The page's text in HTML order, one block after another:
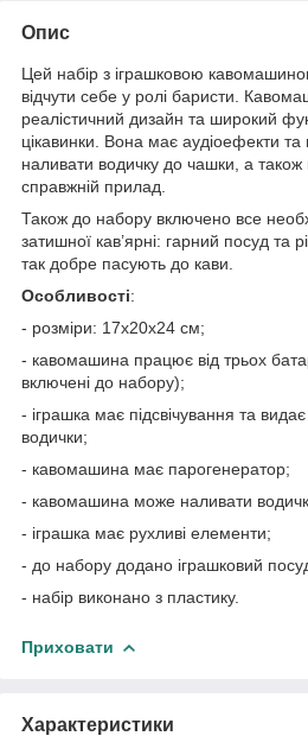
Опис
Цей набір з іграшковою
відчути себе у ролі баристи.
реалістичний дизайн та широкий
цікавинки. Вона має аудіоефекти та
наливати водичку до чашки, а також
справжній прилад.
Також до набору включено все
затишної кав’ярні: гарний посуд та
так добре пасують до кави.
Особливості:
- розміри: 17х20х24 см;
- кавомашина працює від трьох
включені до набору);
- іграшка має підсвічування та
водички;
- кавомашина має парогенератор;
- кавомашина може наливати
- іграшка має рухливі елементи;
- до набору додано іграшковий
- набір виконано з пластику.
Приховати
Характеристики